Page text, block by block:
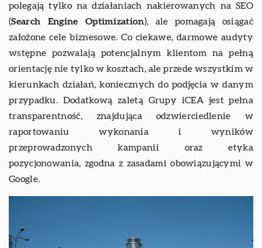
polegają tylko na działaniach nakierowanych na SEO
(Search Engine Optimization), ale pomagają osiągać
założone cele biznesowe. Co ciekawe, darmowe audyty
wstępne pozwalają potencjalnym klientom na pełną
orientację nie tylko w kosztach, ale przede wszystkim w
kierunkach działań, koniecznych do podjęcia w danym
przypadku. Dodatkową zaletą Grupy iCEA jest pełna
transparentność, znajdująca odzwierciedlenie w
raportowaniu wykonania i wyników
przeprowadzonych kampanii oraz etyka
pozycjonowania, zgodna z zasadami obowiązującymi w
Google.